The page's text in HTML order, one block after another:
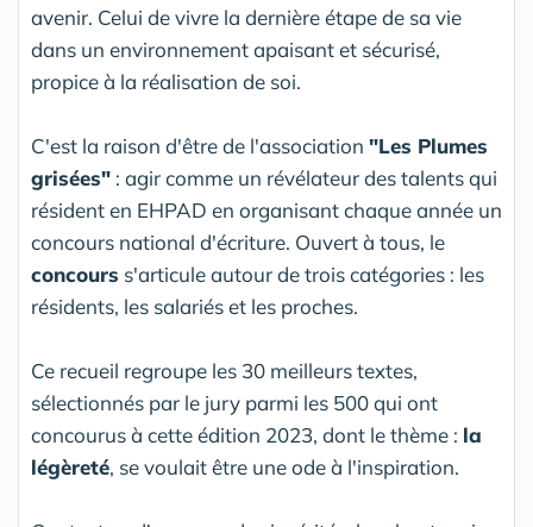
avenir. Celui de vivre la dernière étape de sa vie
dans un environnement apaisant et sécurisé,
propice à la réalisation de soi.
C'est la raison d'être de l'association "Les Plumes
grisées" : agir comme un révélateur des talents qui
résident en EHPAD en organisant chaque année un
concours national d'écriture. Ouvert à tous, le
concours s'articule autour de trois catégories : les
résidents, les salariés et les proches.
Ce recueil regroupe les 30 meilleurs textes,
sélectionnés par le jury parmi les 500 qui ont
concourus à cette édition 2023, dont le thème : la
légèreté, se voulait être une ode à l'inspiration.